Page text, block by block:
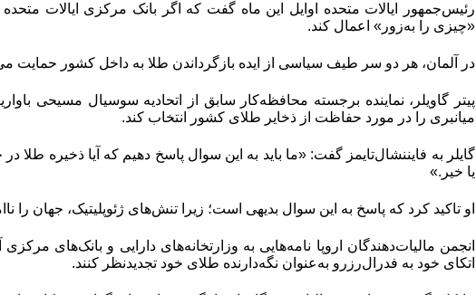
رئیس‌جمهور ایالات متحده اوایل این ماه گفت که اگر بانک مرکزی ایالات
«چیزی را به‌زور» اعمال کند.
در آلمان، هر دو سر طیف سیاسی از ایده بازگرداندن طلا به داخل کشور حمایت
پیتر گاویلر، نماینده برجسته محافظه‌‌‌کار سابق از اتحادیه سوسیال مسیحی
میانبری را در مورد حفاظت از ذخایر طلای کشور انتخاب کند.
گایلر به فایننشال‌‌‌تایمز گفت: «ما باید به این سوال پاسخ دهیم که آیا ذخیره
یا خیر.»
او تاکید کرد که پاسخ به این سوال بدیهی است؛ زیرا تنش‌‌‌های ژئوپلیتیک، جهان را
انجمن مالیات‌‌‌دهندگان اروپا نامه‌‌‌هایی به وزارتخانه‌‌‌های دارایی و بانک‌های
اتکای خود به فدرال‌‌‌رزرو به‌عنوان نگه‌‌‌دارنده طلای خود تجدیدنظر کنند.